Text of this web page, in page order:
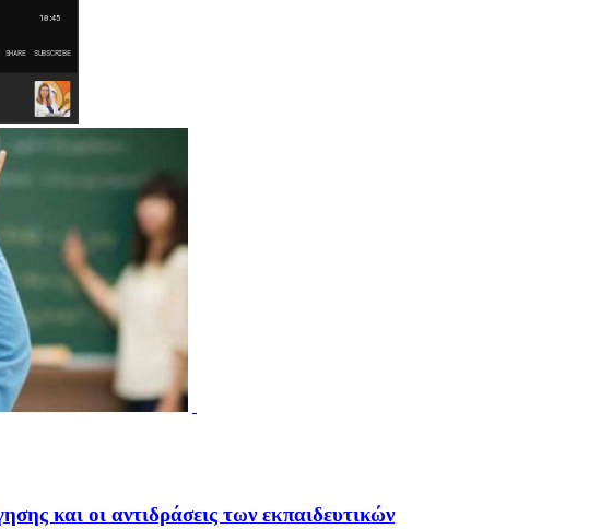
και οι αντιδράσεις των εκπαιδευτικών